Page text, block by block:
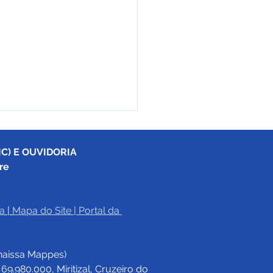
E OUVIDORIA
Mapa do Site
Portal da
Mappes)
Miritizal, Cruzeiro do